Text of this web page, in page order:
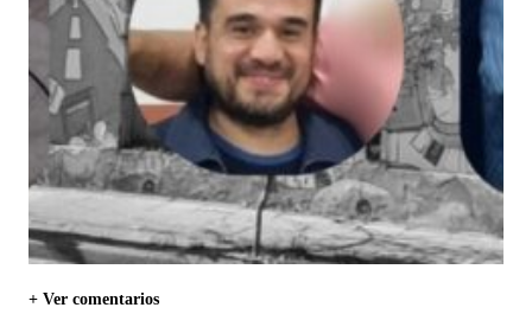
+ Ver comentarios